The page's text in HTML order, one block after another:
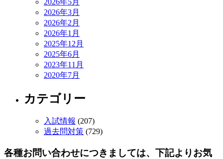
2026年3月
2026年2月
2026年1月
2025年12月
2025年6月
2023年11月
2020年7月
カテゴリー
入試情報 (207)
過去問対策 (729)
各種お問い合わせにつきましては、下記よりお気